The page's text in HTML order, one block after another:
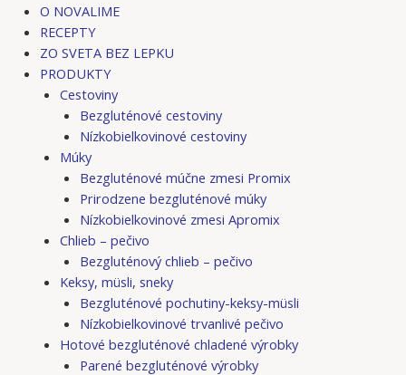
O NOVALIME
RECEPTY
ZO SVETA BEZ LEPKU
PRODUKTY
Cestoviny
Bezgluténové cestoviny
Nízkobielkovinové cestoviny
Múky
Bezgluténové múčne zmesi Promix
Prirodzene bezgluténové múky
Nízkobielkovinové zmesi Apromix
Chlieb – pečivo
Bezgluténový chlieb – pečivo
Keksy, müsli, sneky
Bezgluténové pochutiny-keksy-müsli
Nízkobielkovinové trvanlivé pečivo
Hotové bezgluténové chladené výrobky
Parené bezgluténové výrobky